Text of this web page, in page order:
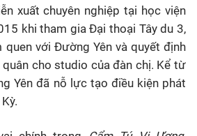
xuất chuyên nghiệp tại học viện
khi tham gia Đại thoại Tây du 3,
với Đường Yên và quyết định
cho studio của đàn chị. Kể từ
Yên đã nỗ lực tạo điều kiện phát